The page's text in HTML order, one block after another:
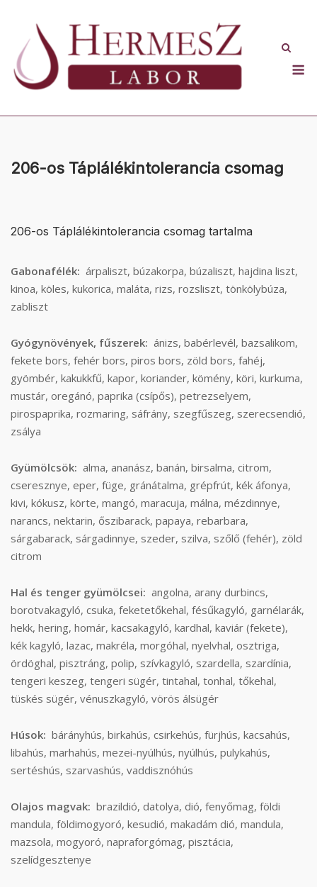
content
206-os Táplálékintolerancia csomag
206-os Táplálékintolerancia csomag tartalma
Gabonafélék: árpaliszt, búzakorpa, búzaliszt, hajdina liszt,
kinoa, köles, kukorica, maláta, rizs, rozsliszt, tönkölybúza,
zabliszt
Gyógynövények, fűszerek: ánizs, babérlevél, bazsalikom,
fekete bors, fehér bors, piros bors, zöld bors, fahéj,
gyömbér, kakukkfű, kapor, koriander, kömény, köri, kurkuma,
mustár, oregánó, paprika (csípős), petrezselyem,
pirospaprika, rozmaring, sáfrány, szegfűszeg, szerecsendió,
zsálya
Gyümölcsök: alma, ananász, banán, birsalma, citrom,
cseresznye, eper, füge, gránátalma, grépfrút, kék áfonya,
kivi, kókusz, körte, mangó, maracuja, málna, mézdinnye,
narancs, nektarin, őszibarack, papaya, rebarbara,
sárgabarack, sárgadinnye, szeder, szilva, szőlő (fehér), zöld
citrom
Hal és tenger gyümölcsei: angolna, arany durbincs,
borotvakagyló, csuka, feketetőkehal, fésűkagyló, garnélarák,
hekk, hering, homár, kacsakagyló, kardhal, kaviár (fekete),
kék kagyló, lazac, makréla, morgóhal, nyelvhal, osztriga,
ördöghal, pisztráng, polip, szívkagyló, szardella, szardínia,
tengeri keszeg, tengeri sügér, tintahal, tonhal, tőkehal,
tüskés sügér, vénuszkagyló, vörös álsügér
Húsok: bárányhús, birkahús, csirkehús, fürjhús, kacsahús,
libahús, marhahús, mezei-nyúlhús, nyúlhús, pulykahús,
sertéshús, szarvashús, vaddisznóhús
Olajos magvak: brazildió, datolya, dió, fenyőmag, földi
mandula, földimogyoró, kesudió, makadám dió, mandula,
mazsola, mogyoró, napraforgómag, pisztácia,
szelídgesztenye